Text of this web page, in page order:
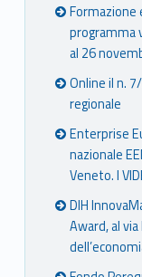
Formazione
programma
al 26
Online il n.
regionale
Enterprise
nazionale
Veneto. I
DIH
Award, al